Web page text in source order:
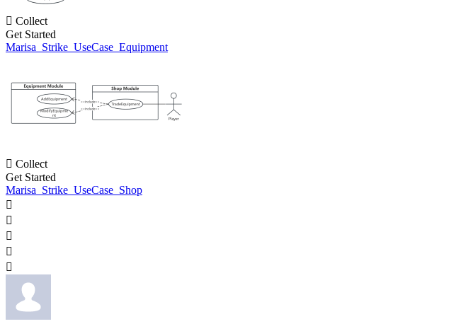
 Collect
Get Started
Marisa_Strike_UseCase_Equipment
 Collect
Get Started
Marisa_Strike_UseCase_Shop




